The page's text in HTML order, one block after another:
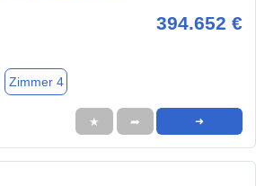
394.652 €
Zimmer 4
★ ➦ ➜